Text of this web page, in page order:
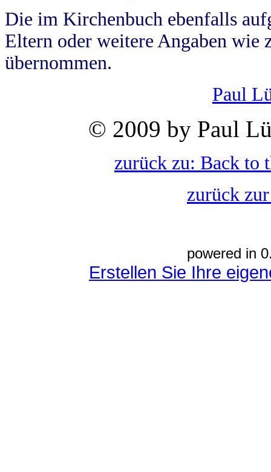
Die im Kirchenbuch ebenfalls
Eltern oder weitere Angaben wie
übernommen.
Paul
© 2009 by Paul
zurück zu: Back to
zurück
powered in
Erstellen Sie Ihre